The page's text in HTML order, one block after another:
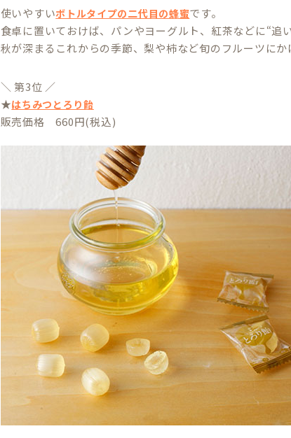
使いやすいボトルタイプの二代目の蜂蜜です。
食卓に置いておけば、パンやヨーグルト、紅茶などに“追
秋が深まるこれからの季節、梨や柿など旬のフルーツにか
＼ 第3位 ／
★はちみつとろり飴
販売価格 660円(税込)